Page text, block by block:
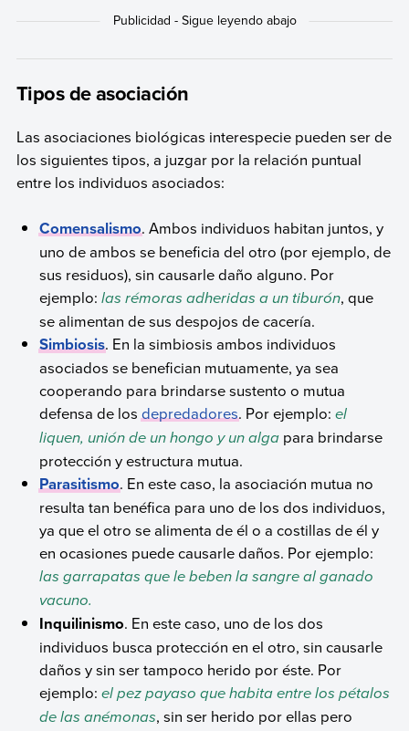
Tipos de asociación
Las asociaciones biológicas interespecie pueden ser de
los siguientes tipos, a juzgar por la relación puntual
entre los individuos asociados:
Comensalismo. Ambos individuos habitan juntos, y
uno de ambos se beneficia del otro (por ejemplo, de
sus residuos), sin causarle daño alguno. Por
ejemplo: las rémoras adheridas a un tiburón, que
se alimentan de sus despojos de cacería.
Simbiosis. En la simbiosis ambos individuos
asociados se benefician mutuamente, ya sea
cooperando para brindarse sustento o mutua
defensa de losdepredadores. Por ejemplo: el
liquen, unión de un hongo y un alga para brindarse
protección y estructura mutua.
Parasitismo. En este caso, la asociación mutua no
resulta tan benéfica para uno de los dos individuos,
ya que el otro se alimenta de él o a costillas de él y
en ocasiones puede causarle daños. Por ejemplo:
las garrapatas que le beben la sangre al ganado
vacuno.
Inquilinismo. En este caso, uno de los dos
individuos busca protección en el otro, sin causarle
daños y sin ser tampoco herido por éste. Por
ejemplo: el pez payaso que habita entre los pétalos
de las anémonas, sin ser herido por ellas pero